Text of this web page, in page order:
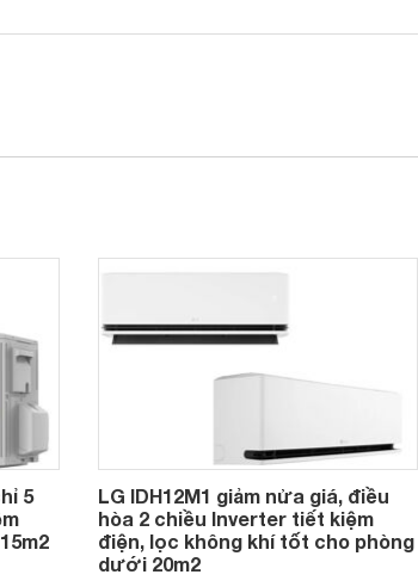
5
LG IDH12M1 giảm nửa giá, điều
hòa 2 chiều Inverter tiết kiệm
điện, lọc không khí tốt cho phòng
dưới 20m2